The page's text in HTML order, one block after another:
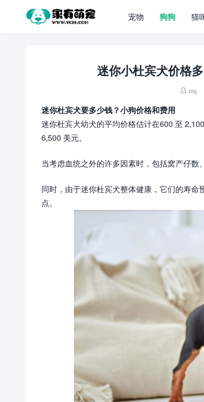
宠物 狗狗 猫
迷你小杜宾犬价格
mg
迷你杜宾犬要多少钱？小狗价格和费用
迷你杜宾犬幼犬的平均价格估计在600 至
6,500 美元。
当考虑血统之外的许多因素时，包括窝产仔数
同时，由于迷你杜宾犬整体健康，它们的寿
点。